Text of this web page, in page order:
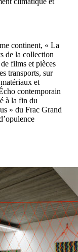
continent, « La
de la collection
films et pièces
transports, sur
et
contemporain
à la fin du
» du Frac Grand